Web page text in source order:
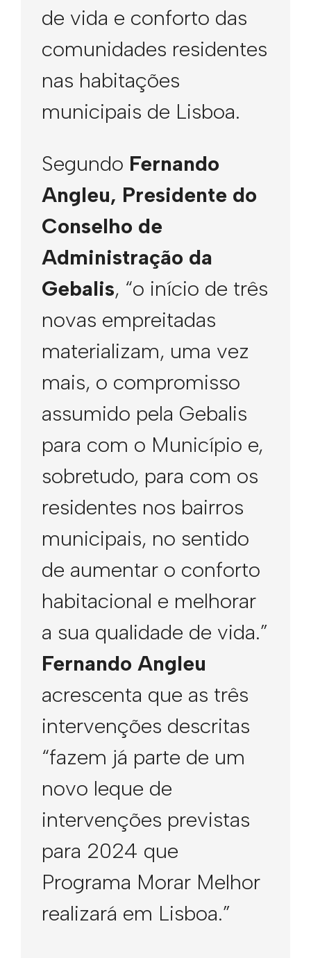
de vida e conforto das
comunidades residentes
nas habitações
municipais de Lisboa.
Segundo Fernando
Angleu, Presidente do
Conselho de
Administração da
Gebalis, “o início de três
novas empreitadas
materializam, uma vez
mais, o compromisso
assumido pela Gebalis
para com o Município e,
sobretudo, para com os
residentes nos bairros
municipais, no sentido
de aumentar o conforto
habitacional e melhorar
a sua qualidade de vida.”
Fernando Angleu
acrescenta que as três
intervenções descritas
“fazem já parte de um
novo leque de
intervenções previstas
para 2024 que
Programa Morar Melhor
realizará em Lisboa.”